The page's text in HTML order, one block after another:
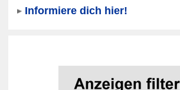
Informiere dich hier!